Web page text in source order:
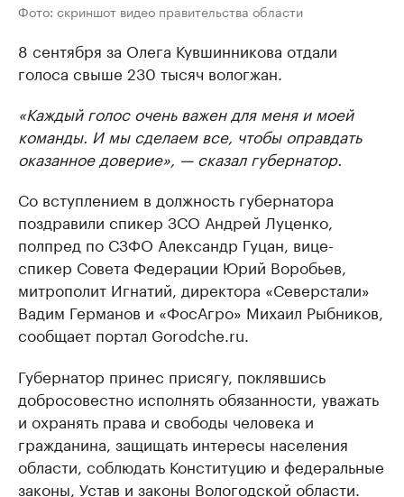
Фото: скриншот видео правительства области
8 сентября за Олега Кувшинникова отдали
голоса свыше 230 тысяч вологжан.
«Каждый голос очень важен для меня и моей
команды. И мы сделаем все, чтобы оправдать
оказанное доверие», — сказал губернатор.
Со вступлением в должность губернатора
поздравили спикер ЗСО Андрей Луценко,
полпред по СЗФО Александр Гуцан, вице-
спикер Совета Федерации Юрий Воробьев,
митрополит Игнатий, директора «Северстали»
Вадим Германов и «ФосАгро» Михаил Рыбников,
сообщает портал Gorodche.ru.
Губернатор принес присягу, поклявшись
добросовестно исполнять обязанности, уважать
и охранять права и свободы человека и
гражданина, защищать интересы населения
области, соблюдать Конституцию и федеральные
законы, Устав и законы Вологодской области.